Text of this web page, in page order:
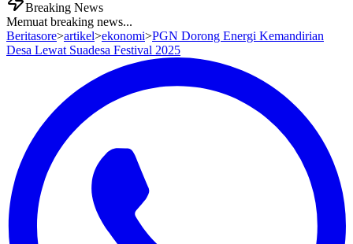
Breaking News
Memuat breaking news...
Beritasore>artikel>ekonomi>PGN Dorong Energi Kemandirian
Desa Lewat Suadesa Festival 2025